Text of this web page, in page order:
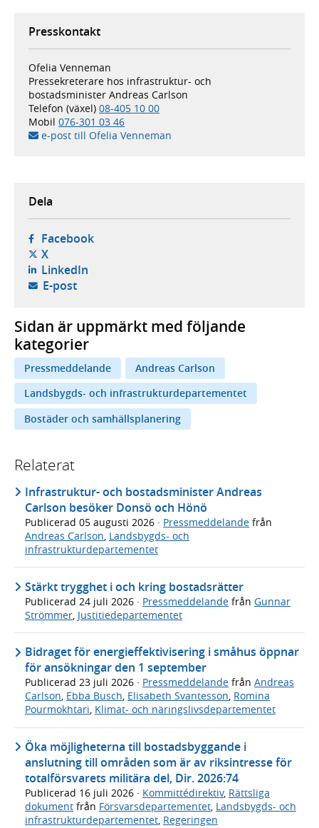
Presskontakt
Ofelia Venneman
Pressekreterare hos infrastruktur- och
bostadsminister Andreas Carlson
Telefon (växel) 08-405 10 00
Mobil 076-301 03 46
e-post till Ofelia Venneman
Dela
Facebook- öppnas i ny flik, extern webbplats,
X- öppnas i ny flik, extern webbplats,
LinkedIn- öppnas i ny flik, extern webbplats,
E-post- öppnar din e-postklient,
Sidan är uppmärkt med följande
kategorier
Pressmeddelande
Andreas Carlson
Landsbygds- och infrastrukturdepartementet
Bostäder och samhällsplanering
Relaterat
Infrastruktur- och bostadsminister Andreas
Carlson besöker Donsö och Hönö
Publicerad 05 augusti 2026 · Pressmeddelande från
Andreas Carlson, Landsbygds- och
infrastrukturdepartementet
Stärkt trygghet i och kring bostadsrätter
Publicerad 24 juli 2026 · Pressmeddelande från Gunnar
Strömmer Justitiedepartementet
Bidraget för energieffektivisering i småhus öppnar
för ansökningar den 1 september
Publicerad 23 juli 2026 · Pressmeddelande från Andreas
Carlson, Ebba Busch, Elisabeth Svantesson, Romina
Pourmokhtari, Klimat- och näringslivsdepartementet
Öka möjligheterna till bostadsbyggande i
anslutning till områden som är av riksintresse för
totalförsvarets militära del, Dir. 2026:74
Publicerad 16 juli 2026 · Kommittédirektiv, Rättsliga
dokument från Försvarsdepartementet, Landsbygds- och
infrastrukturdepartementet, Regeringen